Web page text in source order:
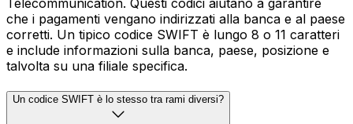
che i pagamenti vengano indirizzati alla banca e al paese
corretti. Un tipico codice SWIFT è lungo 8 o 11 caratteri
e include informazioni sulla banca, paese, posizione e
talvolta su una filiale specifica.
Un codice SWIFT è lo stesso tra rami diversi?